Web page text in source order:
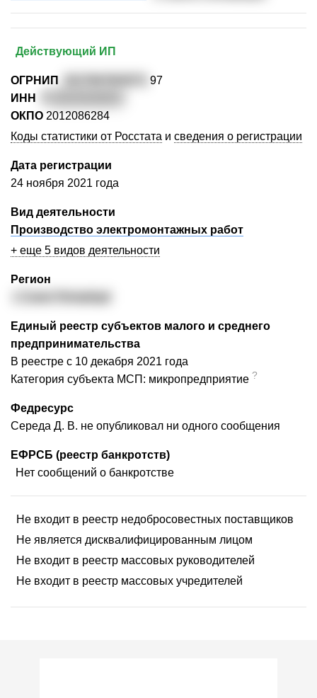
Действующий ИП
ОГРНИП
97
ИНН
ОКПО 2012086284
Коды статистики от Росстата и сведения о регистрации
Дата регистрации
24 ноября 2021 года
Вид деятельности
Производство электромонтажных работ
+ еще 5 видов деятельности
Регион
Единый реестр субъектов малого и среднего
предпринимательства
В реестре с 10 декабря 2021 года
Категория субъекта МСП: микропредприятие ?
Федресурс
Середа Д. В. не опубликовал ни одного сообщения
ЕФРСБ (реестр банкротств)
Нет сообщений о банкротстве
Не входит в реестр недобросовестных поставщиков
Не является дисквалифицированным лицом
Не входит в реестр массовых руководителей
Не входит в реестр массовых учредителей